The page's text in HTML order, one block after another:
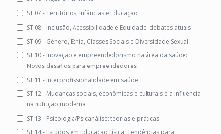
ST 07 - Territórios, Infâncias e Educação
ST 08 - Inclusão, Acessibilidade e Equidade: debates atuais
ST 09 - Gênero, Etnia, Classes Sociais e Diversidade Sexual
ST 10 - Inovação e empreendedorismo na área da saúde:
Novos desafios para empreendedores
ST 11 - Interprofissionalidade em saúde
ST 12 - Mudanças sociais, econômicas e culturais e a influência
na nutrição moderna
ST 13 - Psicologia/Psicanálise: teorias e práticas
ST 14 - Estudos em Educação Física: Tendências para